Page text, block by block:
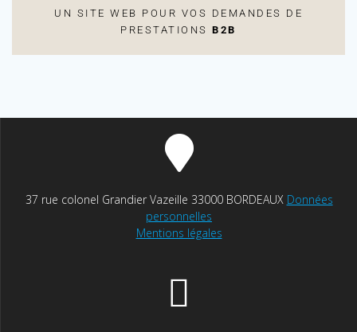
UN SITE WEB POUR VOS DEMANDES DE
PRESTATIONSB2B
37 rue colonel Grandier Vazeille 33000 BORDEAUX Données
personnelles
Mentions légales